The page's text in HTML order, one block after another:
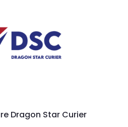
Dragon Star Curier